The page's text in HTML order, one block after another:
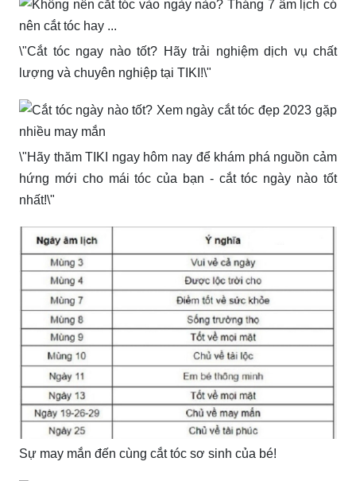
\"Cắt tóc ngay nào tốt? Hãy trải nghiệm dịch vụ chất
lượng và chuyên nghiệp tại TIKI!\"
\"Hãy thăm TIKI ngay hôm nay để khám phá nguồn cảm
hứng mới cho mái tóc của bạn - cắt tóc ngày nào tốt
nhất!\"
Sự may mắn đến cùng cắt tóc sơ sinh của bé!